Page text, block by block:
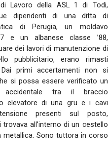
Lavoro della ASL 1 di Todi,
dipendenti di una ditta di
di Perugia, un moldavo
e un albanese classe ’88,
dei lavori di manutenzione di
pubblicitario, erano rimasti
primi accertamenti non si
si possa essere verificato un
accidentale tra il braccio
elevatore di una gru e i cavi
presenti sul posto,
all’interno di un cestello
metallica. Sono tuttora in corso